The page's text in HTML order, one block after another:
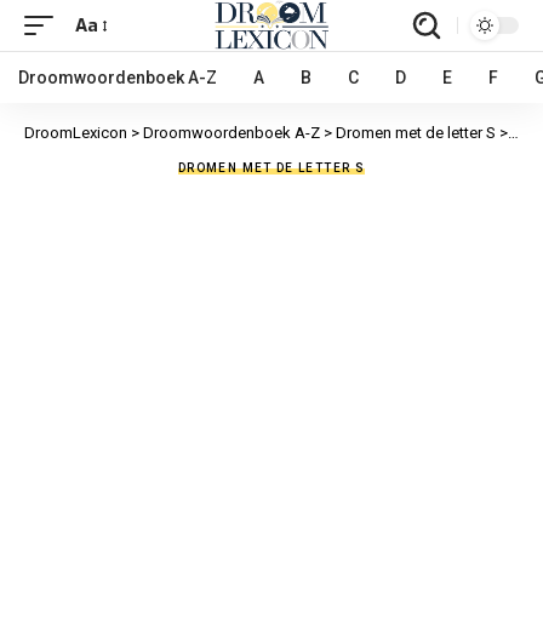
Aa
Droomwoordenboek A-Z A B C D E F
DroomLexicon > Droomwoordenboek A-Z > Dromen met de letter S >
DROMEN MET DE LETTER S